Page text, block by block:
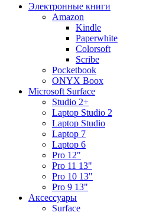
Электронные книги
Amazon
Kindle
Paperwhite
Colorsoft
Scribe
Pocketbook
ONYX Boox
Microsoft Surface
Studio 2+
Laptop Studio 2
Laptop Studio
Laptop 7
Laptop 6
Pro 12"
Pro 11 13"
Pro 10 13"
Pro 9 13"
Аксессуары
Surface